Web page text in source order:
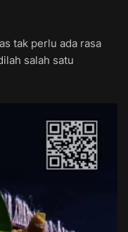
tak perlu ada rasa
salah satu